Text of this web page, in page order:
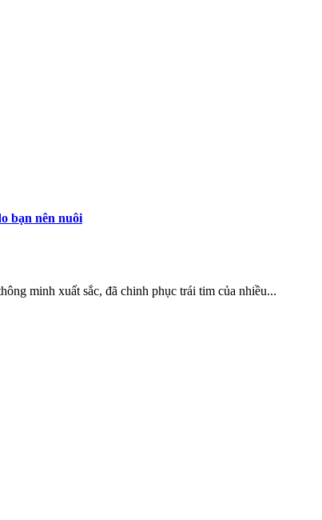
bạn nên nuôi
minh xuất sắc, đã chinh phục trái tim của nhiều...